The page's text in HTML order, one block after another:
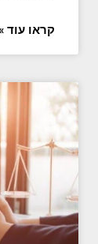
קראו עוד